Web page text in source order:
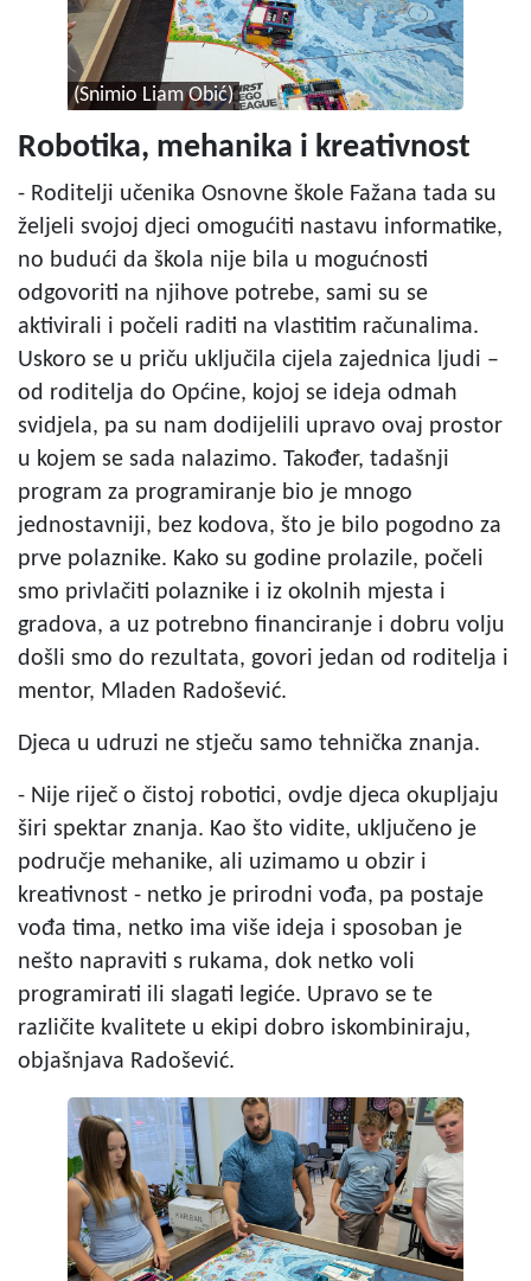
(Snimio Liam Obić)
Robotika, mehanika i kreativnost
- Roditelji učenika Osnovne škole Fažana tada su
željeli svojoj djeci omogućiti nastavu informatike,
no budući da škola nije bila u mogućnosti
odgovoriti na njihove potrebe, sami su se
aktivirali i počeli raditi na vlastitim računalima.
Uskoro se u priču uključila cijela zajednica ljudi –
od roditelja do Općine, kojoj se ideja odmah
svidjela, pa su nam dodijelili upravo ovaj prostor
u kojem se sada nalazimo. Također, tadašnji
program za programiranje bio je mnogo
jednostavniji, bez kodova, što je bilo pogodno za
prve polaznike. Kako su godine prolazile, počeli
smo privlačiti polaznike i iz okolnih mjesta i
gradova, a uz potrebno financiranje i dobru volju
došli smo do rezultata, govori jedan od roditelja i
mentor, Mladen Radošević.
Djeca u udruzi ne stječu samo tehnička znanja.
- Nije riječ o čistoj robotici, ovdje djeca okupljaju
širi spektar znanja. Kao što vidite, uključeno je
područje mehanike, ali uzimamo u obzir i
kreativnost - netko je prirodni vođa, pa postaje
vođa tima, netko ima više ideja i sposoban je
nešto napraviti s rukama, dok netko voli
programirati ili slagati legiće. Upravo se te
različite kvalitete u ekipi dobro iskombiniraju,
objašnjava Radošević.